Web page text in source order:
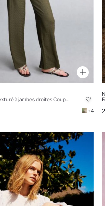
Pantalon kaki texturé à jambes droites Coupe droite
+4